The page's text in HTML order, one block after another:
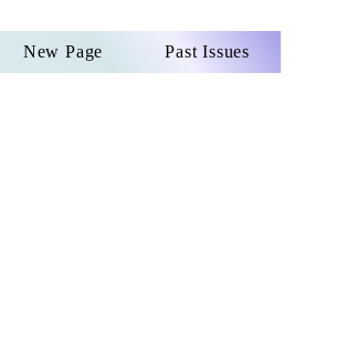
New Page Past Issues